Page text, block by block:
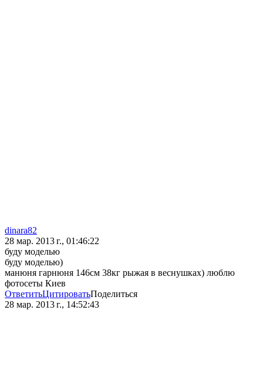
dinara82
28 мар. 2013 г., 01:46:22
буду моделью
буду моделью)
манюня гарнюня 146см 38кг рыжая в веснушках) люблю
фотосеты Киев
ОтветитьЦитироватьПоделиться
28 мар. 2013 г., 14:52:43